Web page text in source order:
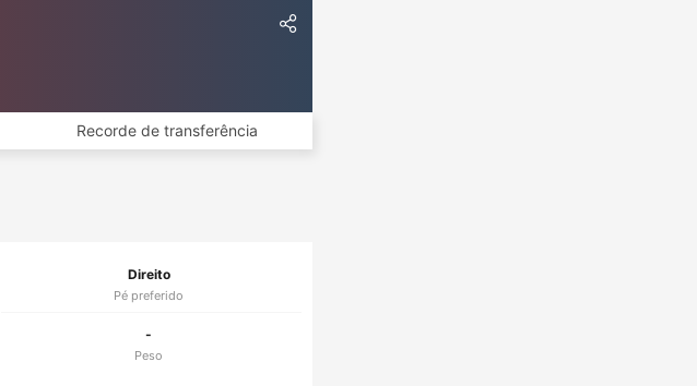
Recorde de transferência
Direito
Pé preferido
-
Peso